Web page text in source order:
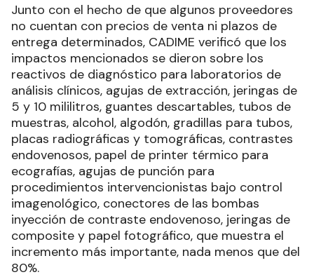
Junto con el hecho de que algunos proveedores
no cuentan con precios de venta ni plazos de
entrega determinados, CADIME verificó que los
impactos mencionados se dieron sobre los
reactivos de diagnóstico para laboratorios de
análisis clínicos, agujas de extracción, jeringas de
5 y 10 mililitros, guantes descartables, tubos de
muestras, alcohol, algodón, gradillas para tubos,
placas radiográficas y tomográficas, contrastes
endovenosos, papel de printer térmico para
ecografías, agujas de punción para
procedimientos intervencionistas bajo control
imagenológico, conectores de las bombas
inyección de contraste endovenoso, jeringas de
composite y papel fotográfico, que muestra el
incremento más importante, nada menos que del
80%.